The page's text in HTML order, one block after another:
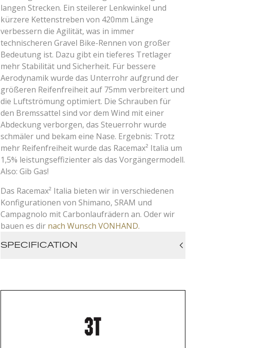
langen Strecken. Ein steilerer Lenkwinkel und
kürzere Kettenstreben von 420mm Länge
verbessern die Agilität, was in immer
technischeren Gravel Bike-Rennen von großer
Bedeutung ist. Dazu gibt ein tieferes Tretlager
mehr Stabilität und Sicherheit. Für bessere
Aerodynamik wurde das Unterrohr aufgrund der
größeren Reifenfreiheit auf 75mm verbreitert und
die Luftströmung optimiert. Die Schrauben für
den Bremssattel sind vor dem Wind mit einer
Abdeckung verborgen, das Steuerrohr wurde
schmäler und bekam eine Nase. Ergebnis: Trotz
mehr Reifenfreiheit wurde das Racemax² Italia um
1,5% leistungseffizienter als das Vorgängermodell.
Also: Gib Gas!
Das Racemax² Italia bieten wir in verschiedenen
Konfigurationen von Shimano, SRAM und
Campagnolo mit Carbonlaufrädern an. Oder wir
bauen es dir nach Wunsch VONHAND.
SPECIFICATION
filament winding RTM (Resin Transfer
for electronic switching groups
Fork: 3T Fango Racemax2 Integrals with